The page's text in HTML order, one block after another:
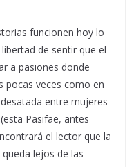
funcionen hoy lo
de sentir que el
a pasiones donde
pocas veces como en
entre mujeres
Pasifae, antes
el lector que la
lejos de las